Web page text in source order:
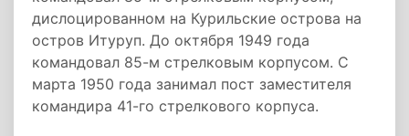
дислоцированном на Курильские острова на
остров Итуруп. До октября 1949 года
командовал 85-м стрелковым корпусом. С
марта 1950 года занимал пост заместителя
командира 41-го стрелкового корпуса.